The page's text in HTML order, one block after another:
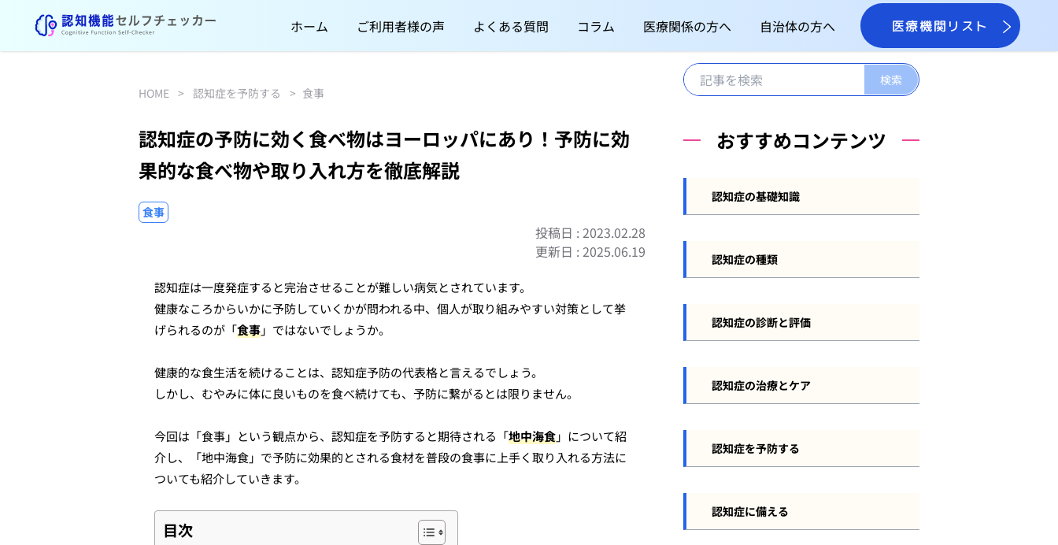
ホーム ご利用者様の声 よくある質問 コラム 医療関係の方へ 自治体の方へ 医療機関リスト
HOME > 認知症を予防する > 食事
認知症の予防に効く食べ物はヨーロッパにあり！予防に効
果的な食べ物や取り入れ方を徹底解説
食事
投稿日 : 2023.02.28
更新日 : 2025.06.19
認知症は一度発症すると完治させることが難しい病気とされています。
健康なころからいかに予防していくかが問われる中、個人が取り組みやすい対策として挙
げられるのが「食事」ではないでしょうか。
健康的な食生活を続けることは、認知症予防の代表格と言えるでしょう。
しかし、むやみに体に良いものを食べ続けても、予防に繋がるとは限りません。
今回は「食事」という観点から、認知症を予防すると期待される「地中海食」について紹
介し、「地中海食」で予防に効果的とされる食材を普段の食事に上手く取り入れる方法に
ついても紹介していきます。
目次
おすすめコンテンツ
認知症の基礎知識
認知症の症状
認知症の原因
認知症の種類
レビー小体型認知症
前頭側頭型認知症
若年性認知症
認知症の診断と評価
長谷川式
MMSE
自己チェック
認知症の治療とケア
認知症のケアと介護
認知症の法制度・サービス
認知症を予防する
運動
認知症に備える